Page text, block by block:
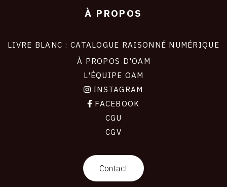
À PROPOS
LIVRE BLANC : CATALOGUE RAISONNÉ NUMÉRIQUE
À PROPOS D'OAM
L'ÉQUIPE OAM
INSTAGRAM
FACEBOOK
CGU
CGV
Contact